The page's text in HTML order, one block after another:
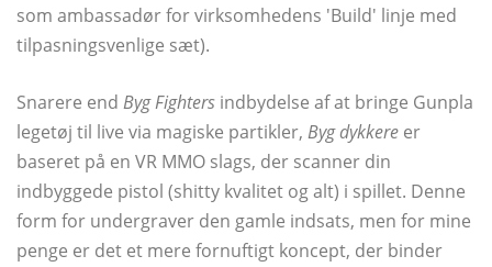
som ambassadør for virksomhedens 'Build' linje med
tilpasningsvenlige sæt).
Snarere end Byg Fighters indbydelse af at bringe Gunpla
legetøj til live via magiske partikler, Byg dykkere er
baseret på en VR MMO slags, der scanner din
indbyggede pistol (shitty kvalitet og alt) i spillet. Denne
form for undergraver den gamle indsats, men for mine
penge er det et mere fornuftigt koncept, der binder